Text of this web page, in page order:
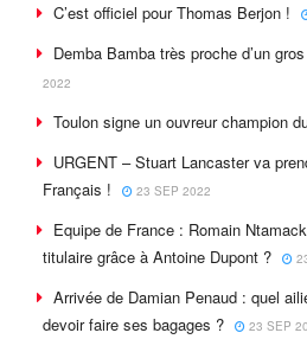
C’est officiel pour Thomas Berjon !
Demba Bamba très proche d’un
2022
Toulon signe un ouvreur champion
URGENT – Stuart Lancaster va
Français !
23 SEP 2022
Equipe de France : Romain
titulaire grâce à Antoine Dupont ?
Arrivée de Damian Penaud : quel
devoir faire ses bagages ?
23 SEP